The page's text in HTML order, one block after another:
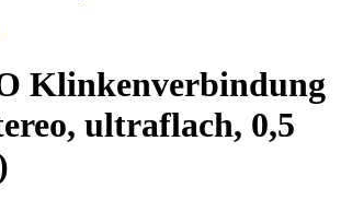
Klinkenverbindung
ultraflach, 0,5